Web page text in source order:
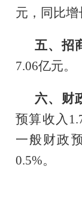
元，同比增
五、招
7.06亿元。
六、财
预算收入
一般财政
0.5%。